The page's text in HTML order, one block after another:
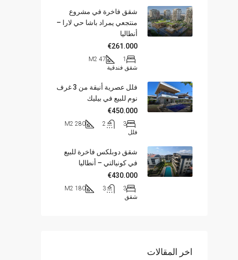
شقق فاخرة في مشروع
منتجعي يمراد باشا حي لارا –
أنطاليا
€261.000
1
47 M2
شقق فندقية
فلل عصرية أنيقة من 3 غرف
نوم للبيع في بيليك
€450.000
3
2
280 M2
فلل
شقق دوبلكس فاخرة للبيع
في كونيالتي – أنطاليا
€430.000
3
3
180 M2
شقق
اخر المقالات